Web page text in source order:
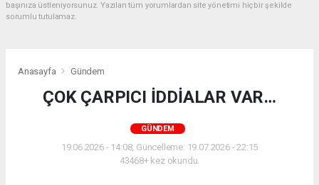
başınıza üstleniyorsunuz. Yazılan tüm yorumlardan site yönetimi hiçbir şekilde
sorumlu tutulamaz.
Anasayfa Gündem
ÇOK ÇARPICI İDDİALAR VAR…
GÜNDEM
19.06.2026 - 14:08, Güncelleme: 19.07.2026 - 22:15
43468+ kez okundu.